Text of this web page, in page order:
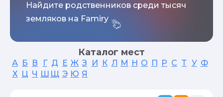
Найдите родственников среди тысяч
земляков на Famiry
Каталог мест
А Б В Г Д Е Ж З И К Л М Н О П Р С Т У Ф
Х Ц Ч Ш Щ Э Ю Я